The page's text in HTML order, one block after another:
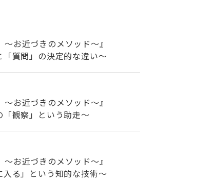
お近づきのメソッド～』
質問」の決定的な違い～
お近づきのメソッド～』
観察」という助走～
お近づきのメソッド～』
る」という知的な技術～